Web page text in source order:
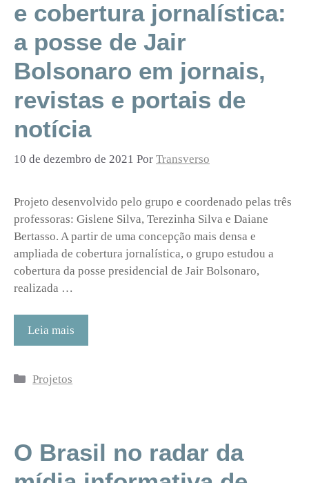
e cobertura jornalística:
a posse de Jair
Bolsonaro em jornais,
revistas e portais de
notícia
10 de dezembro de 2021 Por Transverso
Projeto desenvolvido pelo grupo e coordenado pelas três
professoras: Gislene Silva, Terezinha Silva e Daiane
Bertasso. A partir de uma concepção mais densa e
ampliada de cobertura jornalística, o grupo estudou a
cobertura da posse presidencial de Jair Bolsonaro,
realizada …
Leia mais
Categorias
Projetos
O Brasil no radar da